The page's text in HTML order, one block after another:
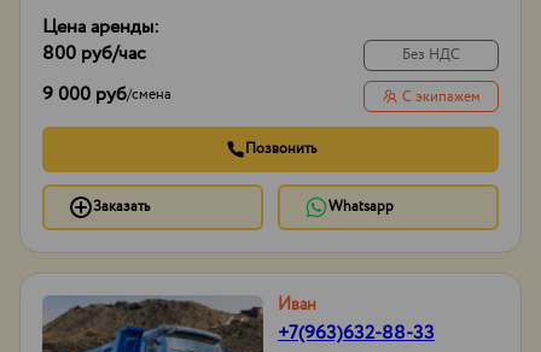
Цена аренды:
800 руб/час
9 000 руб/смена
Без НДС
С экипажем
Позвонить
Заказать Whatsapp
Иван
+7(963)632-88-33